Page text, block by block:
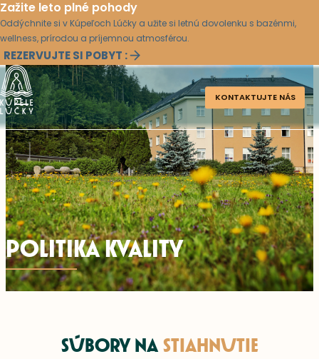
Zažite leto plné pohody
Oddýchnite si v Kúpeľoch Lúčky a užite si letnú dovolenku s bazénmi,
wellness, prírodou a príjemnou atmosférou.
REZERVUJTE SI POBYT :
KONTAKTUJTE NÁS
POLITIKA KVALITY
SÚBORY NA STIAHNUTIE